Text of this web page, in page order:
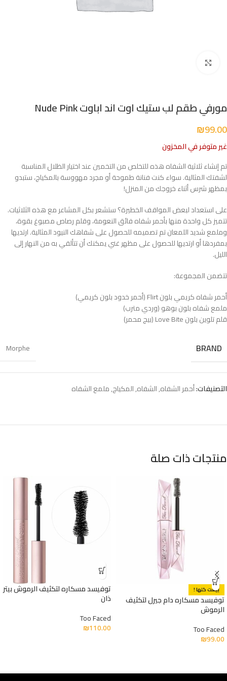
مورفي طقم لب ستيك اوت اند اباوت Nude Pink
₪99.00
غير متوفر في المخزون
تم إنشاء ثلاثية الشفاه هذه للتخلص من التخمين عند اختيار الظلال المناسبة
لشفتك المثالية. سواء كنت فنانة طموحة أو مجرد مهووسة بالمكياج، ستبدو
بمظهر شرس أثناء خروجك من المنزل!
على استعداد لبعض المواقف الخطيرة؟ ستشعر بكل المشاعر مع هذه الثلاثيات.
تتميز كل واحدة منها بأحمر شفاه فائق النعومة، وقلم رصاص مصبوغ بقوة،
وملمع شديد اللمعان تم تصميمه للحصول على شفاهك النيود المثالية. ارتديها
بمفردها أو ارتديها للحصول على مظهر غني يمكنك أن تتألقي به من النهار إلى
الليل.
تتضمن المجموعة:
أحمر شفاه كريمي بلون Flirt (أحمر خدود بلون كريمي)
ملمع شفاه بلون بوهو (وردي مترب)
قلم تلوين بلون Love Bite (بيج محمر)
BRAND
Morphe
التصنيفات:أحمر الشفاه,الشفاه,المكياج,ملمع الشفاه
منتجات ذات صلة
بيعت كلها !
توفيسد مسكاره دام جيرل لتكثيف
الرموش
Too Faced
₪99.00
توفيسد مسكاره لتكثيف الرموش بيتر
ذان
Too Faced
₪110.00